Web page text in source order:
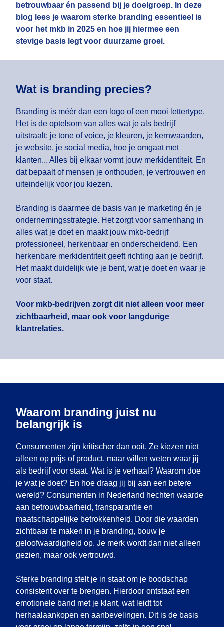
betrouwbaar én passend bij je doelgroep. In deze
blog lees je waarom sterke branding essentieel is
voor het mkb in 2025 en hoe jij hiermee een
stevige basis legt voor duurzame groei.
Wat is branding precies?
Branding is méér dan een logo of een mooi lettertype.
Het is de optelsom van alles wat je als bedrijf
uitstraalt: je tone of voice, je kleuren, je kernwaarden,
je website, je social media, hoe je omgaat met
klanten... Alles bij elkaar vormt jouw merkidentiteit. En
dat bepaalt of mensen je onthouden, je vertrouwen en
uiteindelijk voor jou kiezen.
Branding is daarmee de basis van je marketing én je
ondernemingsstrategie. Het zorgt voor samenhang in
alles wat je doet en maakt jouw mkb-bedrijf
professioneel, herkenbaar en onderscheidend. Een
herkenbare merkidentiteit geeft richting aan je bedrijf.
Het maakt duidelijk wie je bent, wat je doet en waar je
voor staat.
Voor mkb-bedrijven zorgt dit niet alleen voor meer
zichtbaarheid, maar ook voor langdurige
klantrelaties.
Waarom branding juist nu
belangrijk is
Consumenten zijn kritischer dan ooit. Ze kiezen niet
alleen op prijs of product, maar willen weten waar jij
als bedrijf voor staat. Wat is je verhaal? Waarom doe
je wat je doet? En hoe draag jij bij aan een betere
wereld? Consumenten in Nederland hechten waarde
aan betrouwbaarheid, transparantie en
maatschappelijke betrokkenheid. Door die waarden
zichtbaar te maken in je branding, bouw je
geloofwaardigheid op. Je merk wordt dan niet alleen
gezien, maar ook vertrouwd.
Sterke branding stelt je in staat om je boodschap
consistent over te brengen. Hierdoor ontstaat een
emotionele band met je klant, wat leidt tot
herhaalaankopen en aanbevelingen. Dit is de basis